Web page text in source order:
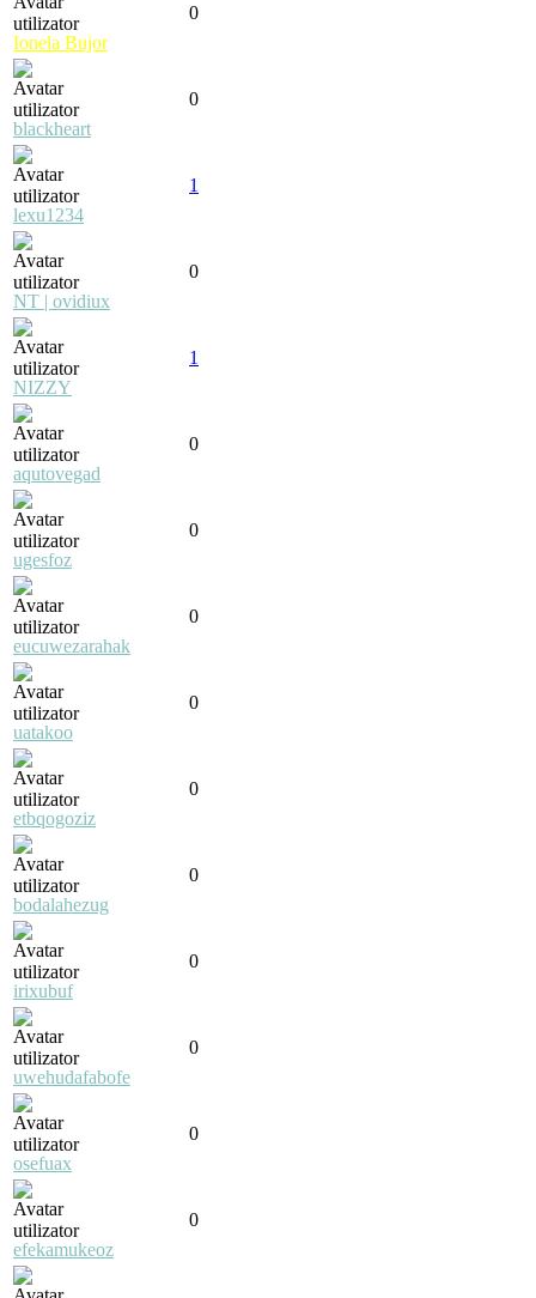
Ionela Bujor
0
blackheart
0
lexu1234
1
NT | ovidiux
0
NIZZY
1
aqutovegad
0
ugesfoz
0
eucuwezarahak
0
uatakoo
0
etbqogoziz
0
bodalahezug
0
irixubuf
0
uwehudafabofe
0
osefuax
0
efekamukeoz
0